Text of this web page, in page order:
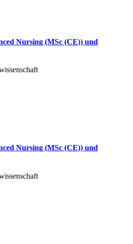
Nursing (MSc (CE)) und
Nursing (MSc (CE)) und